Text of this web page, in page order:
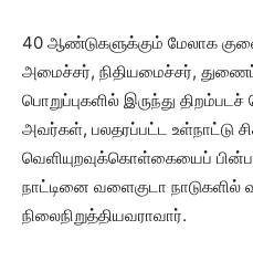
40 ஆண்டுகளுக்கும் மேலாக
அமைச்சர், நிதியமைச்சர், துணைப்
பொறுப்புகளில் இருந்து
அவர்கள், பலதரப்பட்ட உள்நாட்டு
வெளியுறவுக்கொள்கையைப்
நாட்டினை வளைகுடா
நிலைநிறுத்தியவராவார்.